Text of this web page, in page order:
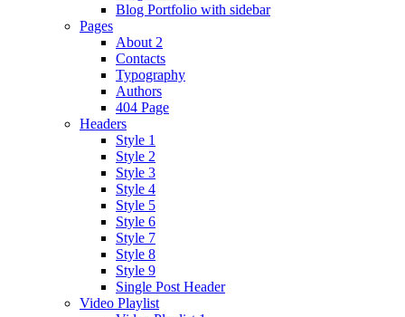
Blog Portfolio with sidebar
Pages
About 2
Contacts
Typography
Authors
404 Page
Headers
Style 1
Style 2
Style 3
Style 4
Style 5
Style 6
Style 7
Style 8
Style 9
Single Post Header
Video Playlist